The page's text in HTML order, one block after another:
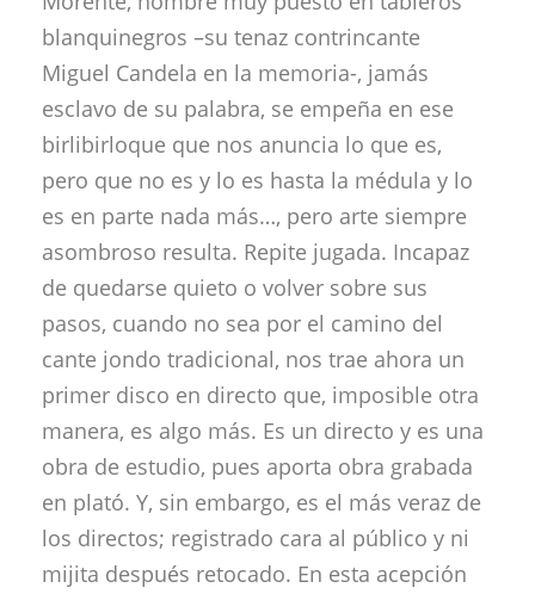
blanquinegros –su tenaz contrincante
Miguel Candela en la memoria-, jamás
esclavo de su palabra, se empeña en ese
birlibirloque que nos anuncia lo que es,
pero que no es y lo es hasta la médula y lo
es en parte nada más…, pero arte siempre
asombroso resulta. Repite jugada. Incapaz
de quedarse quieto o volver sobre sus
pasos, cuando no sea por el camino del
cante jondo tradicional, nos trae ahora un
primer disco en directo que, imposible otra
manera, es algo más. Es un directo y es una
obra de estudio, pues aporta obra grabada
en plató. Y, sin embargo, es el más veraz de
los directos; registrado cara al público y ni
mijita después retocado. En esta acepción